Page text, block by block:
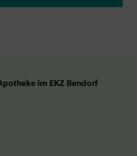
im EKZ Bendorf